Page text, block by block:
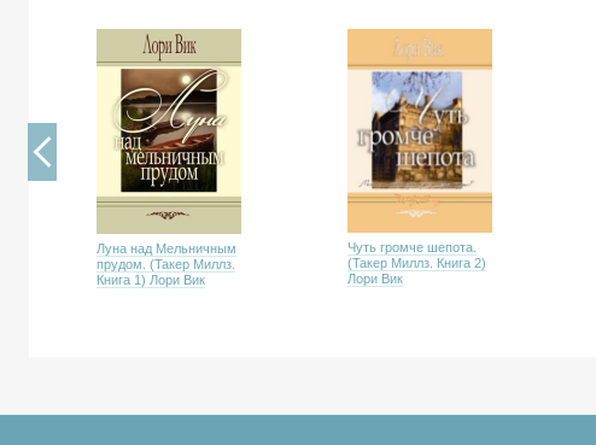
Луна над Мельничным
прудом. (Такер Миллз.
Книга 1) Лори Вик
Чуть громче шепота.
(Такер Миллз. Книга 2)
Лори Вик